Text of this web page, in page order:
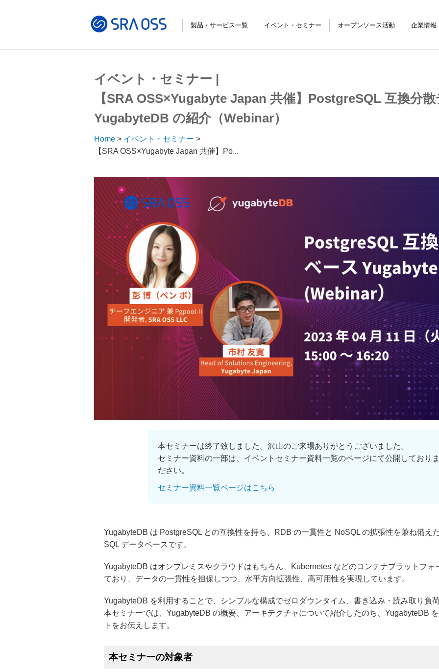
製品・サービス一覧
イベント・セミナー
オープンソース活動 企業情報
イベント・セミナー |
【SRA OSS×Yugabyte Japan 共催】PostgreSQL 互換分
YugabyteDB の紹介（Webinar）
Home
イベント・セミナー
【SRA OSS×Yugabyte Japan 共催】Po...
本セミナーは終了致しました。沢山のご来場ありがとうございました。
セミナー資料の一部は、イベントセミナー資料一覧のページにて公開しており
ださい。
セミナー資料一覧ページはこちら
YugabyteDB は PostgreSQL との互換性を持ち、RDB の一貫性と NoSQL の拡張性を兼ね備え
SQL データベースです。
YugabyteDB はオンプレミスやクラウドはもちろん、Kubernetes などのコンテナプラットフ
ており、データの一貫性を担保しつつ、水平方向拡張性、高可用性を実現しています。
YugabyteDB を利用することで、シンプルな構成でゼロダウンタイム、書き込み・読み取り負
本セミナーでは、YugabyteDB の概要、アーキテクチャについて紹介したのち、YugabyteDB
トをお伝えします。
本セミナーの対象者